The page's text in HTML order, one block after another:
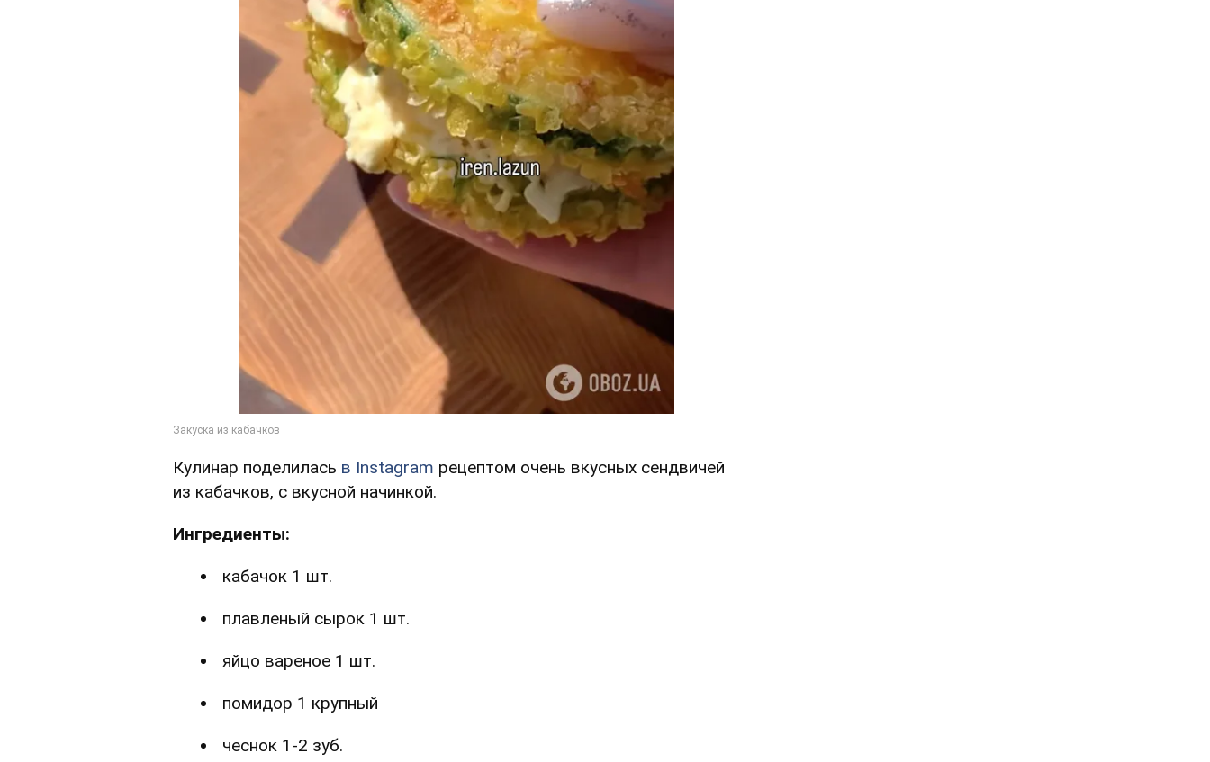
Кулинар поделилась в Instagram рецептом очень вкусных сендвичей
из кабачков, с вкусной начинкой.
Ингредиенты:
кабачок 1 шт.
плавленый сырок 1 шт.
яйцо вареное 1 шт.
помидор 1 крупный
чеснок 1-2 зуб.